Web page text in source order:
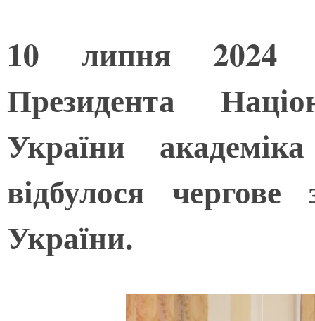
10 липня 2024
Президента
України
відбулося
України.